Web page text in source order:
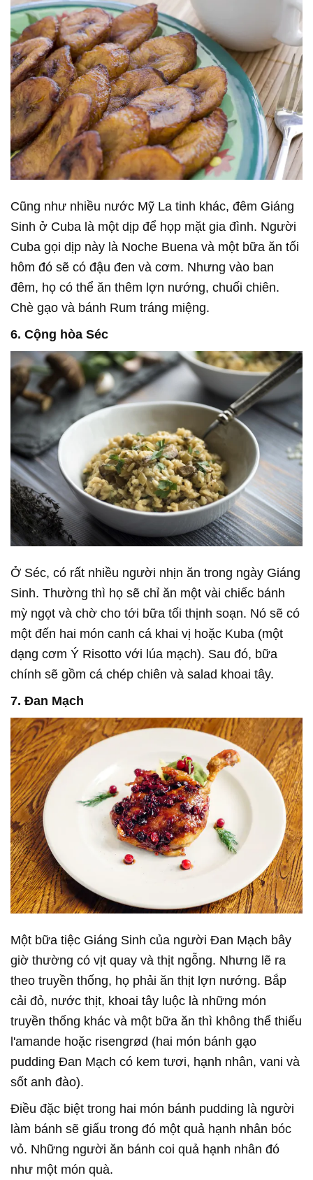
Cũng như nhiều nước Mỹ La tinh khác, đêm Giáng
Sinh ở Cuba là một dịp để họp mặt gia đình. Người
Cuba gọi dịp này là Noche Buena và một bữa ăn tối
hôm đó sẽ có đậu đen và cơm. Nhưng vào ban
đêm, họ có thể ăn thêm lợn nướng, chuối chiên.
Chè gạo và bánh Rum tráng miệng.
6. Cộng hòa Séc
Ở Séc, có rất nhiều người nhịn ăn trong ngày Giáng
Sinh. Thường thì họ sẽ chỉ ăn một vài chiếc bánh
mỳ ngọt và chờ cho tới bữa tối thịnh soạn. Nó sẽ có
một đến hai món canh cá khai vị hoặc Kuba (một
dạng cơm Ý Risotto với lúa mạch). Sau đó, bữa
chính sẽ gồm cá chép chiên và salad khoai tây.
7. Đan Mạch
Một bữa tiệc Giáng Sinh của người Đan Mạch bây
giờ thường có vịt quay và thịt ngỗng. Nhưng lẽ ra
theo truyền thống, họ phải ăn thịt lợn nướng. Bắp
cải đỏ, nước thịt, khoai tây luộc là những món
truyền thống khác và một bữa ăn thì không thể thiếu
l'amande hoặc risengrød (hai món bánh gạo
pudding Đan Mạch có kem tươi, hạnh nhân, vani và
sốt anh đào).
Điều đặc biệt trong hai món bánh pudding là người
làm bánh sẽ giấu trong đó một quả hạnh nhân bóc
vỏ. Những người ăn bánh coi quả hạnh nhân đó
như một món quà.